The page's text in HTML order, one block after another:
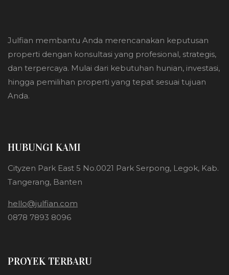
Julfian membantu Anda merencanakan keputusan
properti dengan konsultasi yang profesional, strategis,
dan terpercaya. Mulai dari kebutuhan hunian, investasi,
hingga pemilihan properti yang tepat sesuai tujuan
Anda.
HUBUNGI KAMI
Cityzen Park East 5 No.0021 Park Serpong, Legok, Kab.
Tangerang, Banten
hello@julfian.com
0878 7893 8096
PROYEK TERBARU